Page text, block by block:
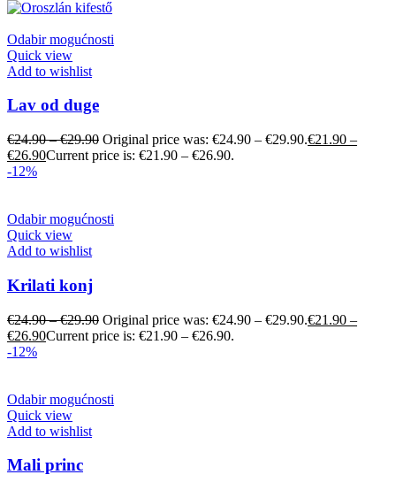
Odabir mogućnosti
Quick view
Add to wishlist
Lav od duge
€24.90–€29.90 Original price was: €24.90 – €29.90.€21.90 –
€26.90Current price is: €21.90 – €26.90.
-12%
Odabir mogućnosti
Quick view
Add to wishlist
Krilati konj
€24.90–€29.90 Original price was: €24.90 – €29.90.€21.90 –
€26.90Current price is: €21.90 – €26.90.
-12%
Odabir mogućnosti
Quick view
Add to wishlist
Mali princ